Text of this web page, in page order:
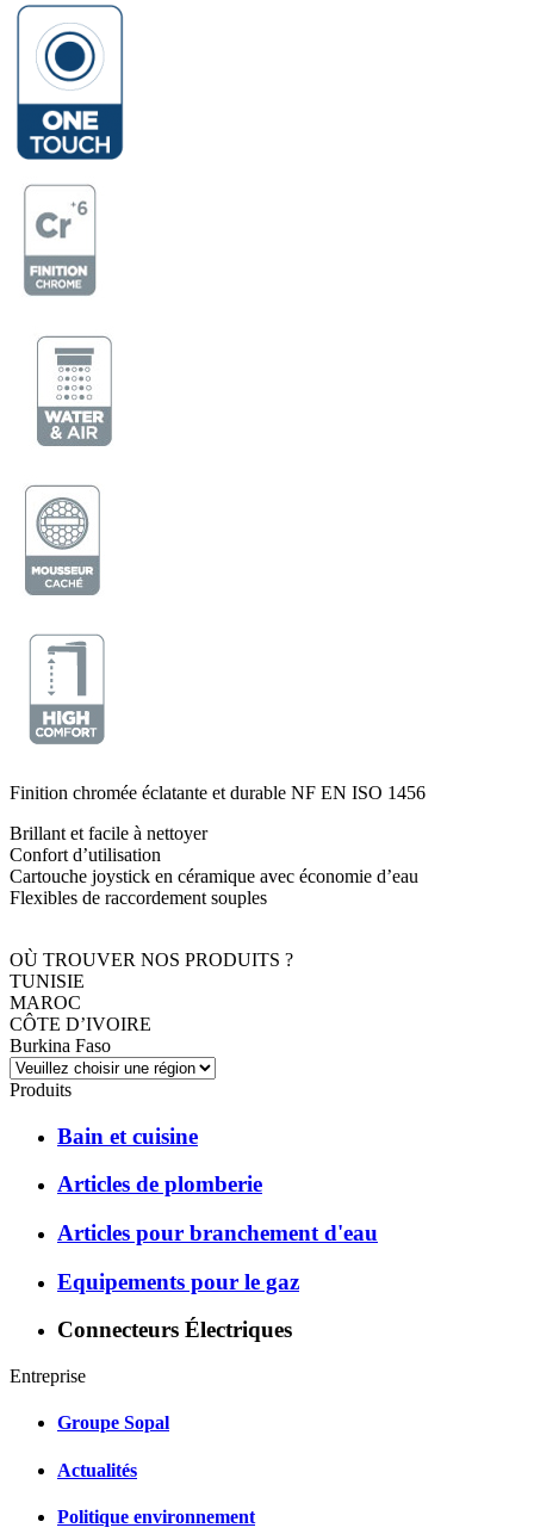
Finition chromée éclatante et durable NF EN ISO 1456
Brillant et facile à nettoyer
Confort d’utilisation
Cartouche joystick en céramique avec économie d’eau
Flexibles de raccordement souples
OÙ TROUVER NOS PRODUITS ?
TUNISIE
MAROC
CÔTE D’IVOIRE
Burkina Faso
Produits
Bain et cuisine
Articles de plomberie
Articles pour branchement d'eau
Equipements pour le gaz
Connecteurs Électriques
Entreprise
Groupe Sopal
Actualités
Politique environnement